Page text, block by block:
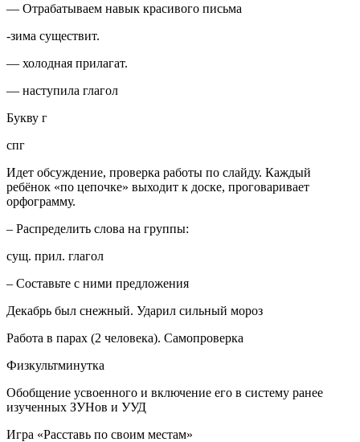
— Отрабатываем навык красивого письма
-зима существит.
— холодная прилагат.
— наступила глагол
Букву г
спг
Идет обсуждение, проверка работы по слайду. Каждый
ребёнок «по цепочке» выходит к доске, проговаривает
орфограмму.
– Распределить слова на группы:
сущ. прил. глагол
– Составьте с ними предложения
Декабрь был снежный. Ударил сильный мороз
Работа в парах (2 человека). Самопроверка
Физкультминутка
Обобщение усвоенного и включение его в систему ранее
изученных ЗУНов и УУД
Игра «Расставь по своим местам»